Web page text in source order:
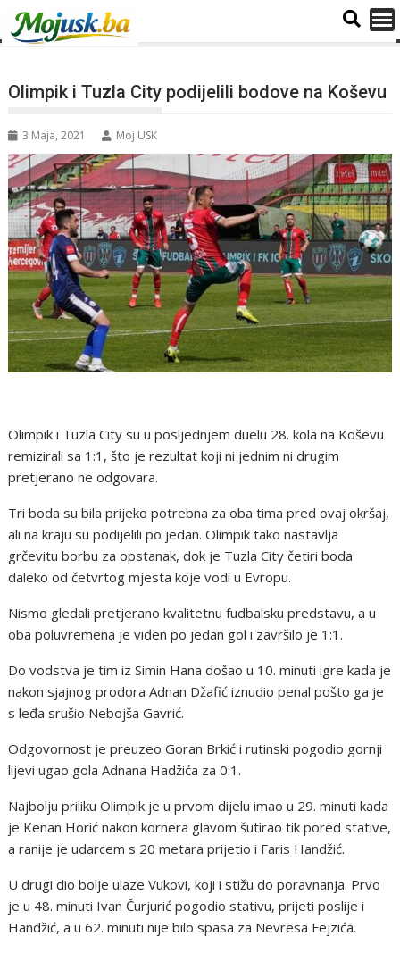
Olimpik i Tuzla City podijelili bodove na Koševu
3 Maja, 2021 Moj USK
Olimpik i Tuzla City su u posljednjem duelu 28. kola na Koševu
remizirali sa 1:1, što je rezultat koji ni jednim ni drugim
pretjerano ne odgovara.
Tri boda su bila prijeko potrebna za oba tima pred ovaj okršaj,
ali na kraju su podijelili po jedan. Olimpik tako nastavlja
grčevitu borbu za opstanak, dok je Tuzla City četiri boda
daleko od četvrtog mjesta koje vodi u Evropu.
Nismo gledali pretjerano kvalitetnu fudbalsku predstavu, a u
oba poluvremena je viđen po jedan gol i završilo je 1:1.
Do vodstva je tim iz Simin Hana došao u 10. minuti igre kada je
nakon sjajnog prodora Adnan Džafić iznudio penal pošto ga je
s leđa srušio Nebojša Gavrić.
Odgovornost je preuzeo Goran Brkić i rutinski pogodio gornji
lijevi ugao gola Adnana Hadžića za 0:1.
Najbolju priliku Olimpik je u prvom dijelu imao u 29. minuti kada
je Kenan Horić nakon kornera glavom šutirao tik pored stative,
a ranije je udarcem s 20 metara prijetio i Faris Handžić.
U drugi dio bolje ulaze Vukovi, koji i stižu do poravnanja. Prvo
je u 48. minuti Ivan Čurjurić pogodio stativu, prijeti poslije i
Handžić, a u 62. minuti nije bilo spasa za Nevresa Fejzića.